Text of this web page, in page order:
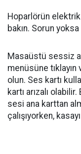
Hoparlörün
bakın. Sorun
Masaüstü sessiz
menüsüne
olun. Ses kartı
kartı arızalı
sesi ana karttan
çalışıyorken,